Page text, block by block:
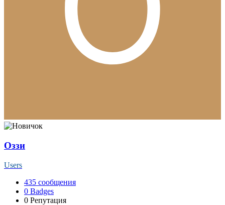
Оззи
Users
435 сообщения
0 Badges
0 Репутация